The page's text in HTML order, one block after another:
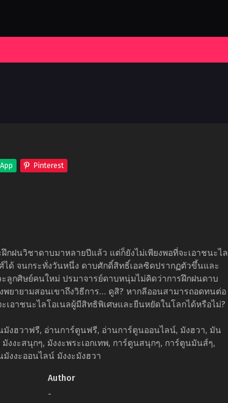
Pinterest
กฝนวิชาดาบมาหลายปีแล้ว แต่ก็ยังไม่เพียงพอที่จะเอาชนะไล
ได้ จนกระทั่งวันหนึ่ง ดาบศักดิ์สิทธิ์เอลซิดปรากฏตัวขึ้นและ
ะลูกศิษย์คนใหม่ ปรมาจารย์ดาบหนุ่มไม่คิดว่าการฝึกฝนดาบ
ยายามสอนเขาถึงวิธีการ… ดูสิ? หากลีออนสามารถอดทนต่อ
เอาชนะไลโอเนลผู้มีสิทธิพิเศษและยืนหยัดในโลกได้หรือไม่?
มังฮวาฟรี, อ่านการ์ตูนฟรี, อ่านการ์ตูนออนไลน์, มังฮวา, มัน
งงะสนุกๆ, มังงะพระเอกเทพ, การ์ตูนสนุกๆ, การ์ตูนมันส์ๆ,
มังงะออนไลน์ มังงะมังฮวา
Author
-